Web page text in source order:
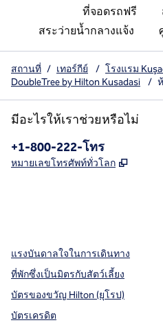
ที่จอดรถฟรี
สระว่ายน้ำกลางแจ้ง
สถานที่ / เทอร์กีย์ / โรงแรม
DoubleTree by Hilton Kusadasi
/
มีอะไรให้เราช่วยหรือไม่
โทรศัพท์:
+1-800-222-โทร
หมายเลขโทรศัพท์ทั่วโลก ,
แรงบันดาลใจในการเดินทาง
ที่พักซึ่งเป็นมิตรกับสัตว์เลี้ยง
บัตรของขวัญ Hilton (ยุโรป)
บัตรเครดิต